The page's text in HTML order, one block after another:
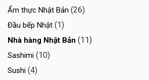
Ẩm thực Nhật Bản (26)
Đầu bếp Nhật (1)
Nhà hàng Nhật Bản (11)
Sashimi (10)
Sushi (4)